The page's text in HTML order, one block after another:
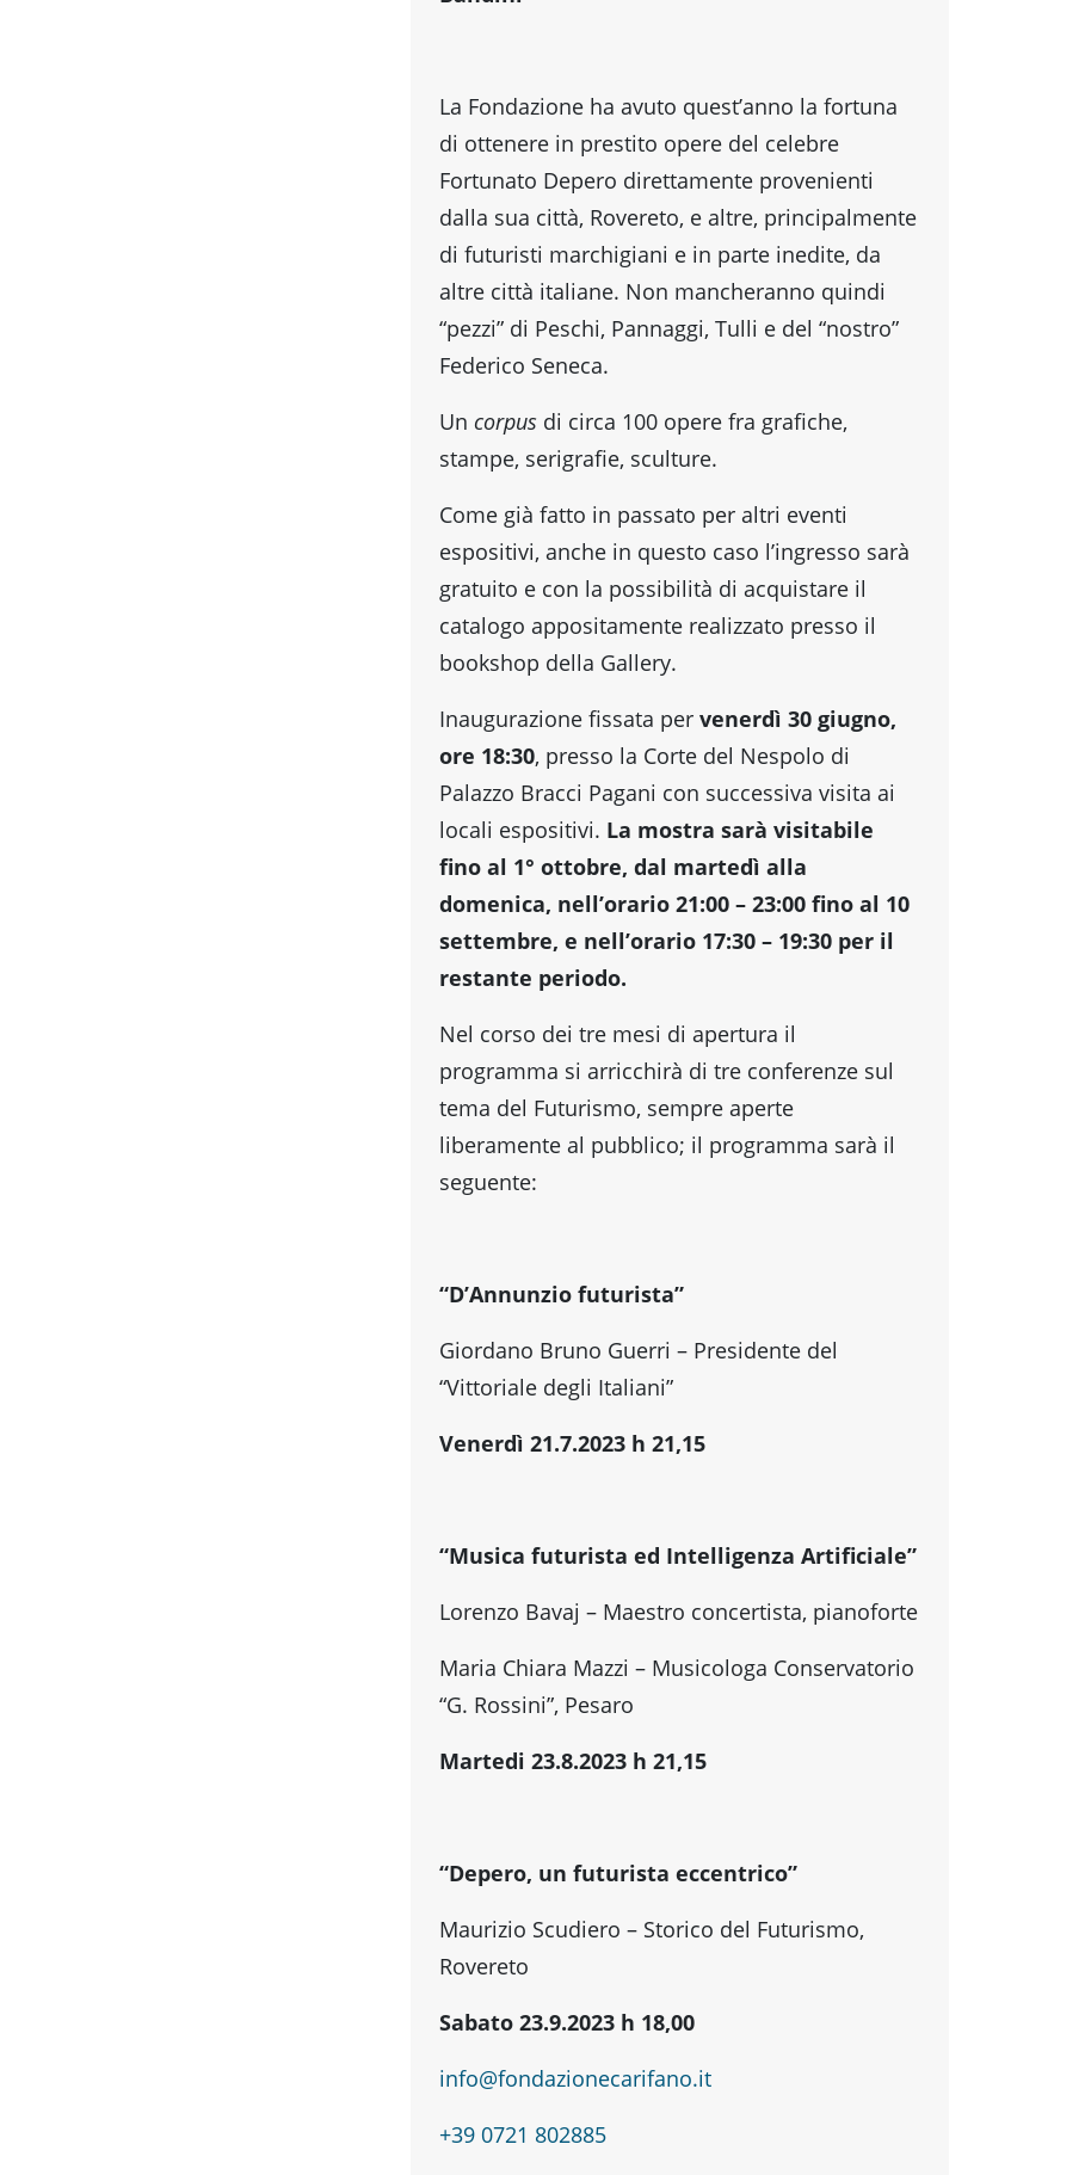
La Fondazione ha avuto quest’anno la fortuna
di ottenere in prestito opere del celebre
Fortunato Depero direttamente provenienti
dalla sua città, Rovereto, e altre, principalmente
di futuristi marchigiani e in parte inedite, da
altre città italiane. Non mancheranno quindi
“pezzi” di Peschi, Pannaggi, Tulli e del “nostro”
Federico Seneca.
Un corpus di circa 100 opere fra grafiche,
stampe, serigrafie, sculture.
Come già fatto in passato per altri eventi
espositivi, anche in questo caso l’ingresso sarà
gratuito e con la possibilità di acquistare il
catalogo appositamente realizzato presso il
bookshop della Gallery.
Inaugurazione fissata per venerdì 30 giugno,
ore 18:30, presso la Corte del Nespolo di
Palazzo Bracci Pagani con successiva visita ai
locali espositivi. La mostra sarà visitabile
fino al 1° ottobre, dal martedì alla
domenica, nell’orario 21:00 – 23:00 fino al 10
settembre, e nell’orario 17:30 – 19:30 per il
restante periodo.
Nel corso dei tre mesi di apertura il
programma si arricchirà di tre conferenze sul
tema del Futurismo, sempre aperte
liberamente al pubblico; il programma sarà il
seguente:
“D’Annunzio futurista”
Giordano Bruno Guerri – Presidente del
“Vittoriale degli Italiani”
Venerdì 21.7.2023 h 21,15
“Musica futurista ed Intelligenza Artificiale”
Lorenzo Bavaj – Maestro concertista, pianoforte
Maria Chiara Mazzi – Musicologa Conservatorio
“G. Rossini”, Pesaro
Martedi 23.8.2023 h 21,15
“Depero, un futurista eccentrico”
Maurizio Scudiero – Storico del Futurismo,
Rovereto
Sabato 23.9.2023 h 18,00
info@fondazionecarifano.it
+39 0721 802885